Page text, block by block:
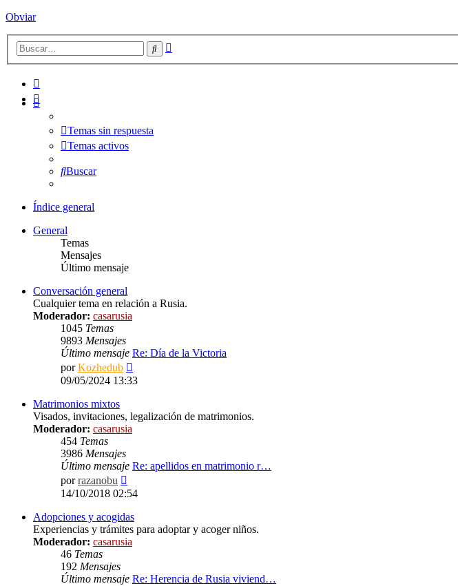
Obviar
Buscar
Temas sin respuesta
Temas activos
Buscar
Índice general
General
Temas
Mensajes
Último mensaje
Conversación general
Cualquier tema en relación a Rusia.
Moderador: casarusia
1045 Temas
9893 Mensajes
Último mensaje Re: Día de la Victoria
porKozhedub
último
09/05/2024 13:33
Matrimonios mixtos
Visados, invitaciones, legalización de matrimonios.
Moderador: casarusia
454 Temas
3986 Mensajes
Último mensaje Re: apellidos en matrimonio r…
porrazanobu
último
14/10/2018 02:54
Adopciones y acogidas
Experiencias y trámites para adoptar y acoger niños.
Moderador: casarusia
46 Temas
192 Mensajes
Último mensaje Re: Herencia de Rusia viviend…